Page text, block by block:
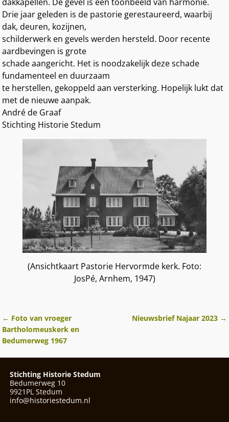
Drie jaar geleden is de pastorie gerestaureerd, waarbij
dak, deuren, kozijnen,
schilderwerk en gevels werden hersteld. Door recente
aardbevingen is grote
schade aangericht. Het is noodzakelijk deze schade
fundamenteel en duurzaam
te herstellen, gekoppeld aan versterking. Hopelijk lukt dat
met de nieuwe aanpak.
André de Graaf
Stichting Historie Stedum
(Ansichtkaart Pastorie Hervormde kerk. Foto:
JosPé, Arnhem, 1947)
Berichtnavigatie
← Foto van vroeger
Bartholomeuskerk en
Bedumerweg 1967
Nieuwsbrief Najaar 2023 →
Stichting Historie Stedum
Bedumerweg 10
9921PL Stedum
info@historiestedum.nl